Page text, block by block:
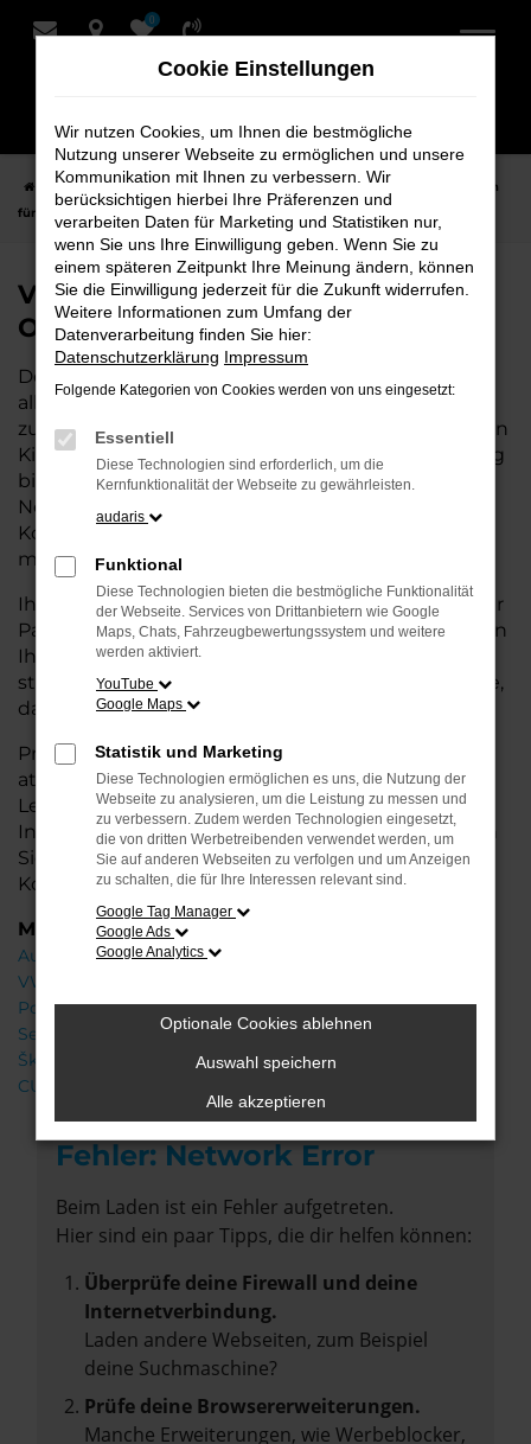
Zum
0
Startseite Oldenburg VW VW Caddy
VW Caddy Jahreswagen
für Oldenburg bei Schmidt + Koch
VW Caddy Jahreswagen für
Oldenburg bei Schmidt + Koch
Der Caddy Jahreswagen ist die perfekte Wahl für
alle, die für Oldenburg ein nahezu neues Fahrzeug
zu einem attraktiven Preis suchen. Mit nur wenigen
Kilometern und einer hervorragenden Ausstattung
bietet dieser Jahreswagen die Vorteile eines
Neuwagens, aber zu deutlich besseren
Konditionen. Ideal für alle, die hohe Qualität und
modernes Design zu einem fairen Preis möchten.
Ihr VW Autohaus in Oldenburg ist Ihr kompetenter
Partner, wenn es um Jahreswagen geht. Wir bieten
Ihnen eine große Auswahl an Fahrzeugen und
stehen Ihnen mit fachkundiger Beratung zur Seite,
damit Sie das passende Modell finden.
Profitieren Sie von zusätzlichen
attraktiven Finanzierungsoptionen,
Leasingangeboten und der bequemen
Inzahlungnahme Ihres alten Fahrzeugs. Besuchen
Sie uns und finden Sie Ihr Traumauto zu besten
Konditionen!
Marken
Audi
VW
Porsche
Seat
Škoda
CUPRA
Fehler: Network Error
Beim Laden ist ein Fehler aufgetreten.
Hier sind ein paar Tipps, die dir helfen können:
Überprüfe deine Firewall und deine
Internetverbindung.
Laden andere Webseiten, zum Beispiel
deine Suchmaschine?
Prüfe deine Browsererweiterungen.
Manche Erweiterungen, wie Werbeblocker,
Cookie Einstellungen
Wir nutzen Cookies, um Ihnen die bestmögliche
Nutzung unserer Webseite zu ermöglichen und unsere
Kommunikation mit Ihnen zu verbessern. Wir
berücksichtigen hierbei Ihre Präferenzen und
verarbeiten Daten für Marketing und Statistiken nur,
wenn Sie uns Ihre Einwilligung geben. Wenn Sie zu
einem späteren Zeitpunkt Ihre Meinung ändern, können
Sie die Einwilligung jederzeit für die Zukunft widerrufen.
Weitere Informationen zum Umfang der
Datenverarbeitung finden Sie hier:
Datenschutzerklärung Impressum
Folgende Kategorien von Cookies werden von uns eingesetzt:
Essentiell
Diese Technologien sind erforderlich, um die
Kernfunktionalität der Webseite zu gewährleisten.
audaris
Funktional
Diese Technologien bieten die bestmögliche Funktionalität
der Webseite. Services von Drittanbietern wie Google
Maps, Chats, Fahrzeugbewertungssystem und weitere
werden aktiviert.
YouTube
Google Maps
Statistik und Marketing
Diese Technologien ermöglichen es uns, die Nutzung der
Webseite zu analysieren, um die Leistung zu messen und
zu verbessern. Zudem werden Technologien eingesetzt,
die von dritten Werbetreibenden verwendet werden, um
Sie auf anderen Webseiten zu verfolgen und um Anzeigen
zu schalten, die für Ihre Interessen relevant sind.
Google Tag Manager
Google Ads
Google Analytics
Optionale Cookies ablehnen
Auswahl speichern
Alle akzeptieren